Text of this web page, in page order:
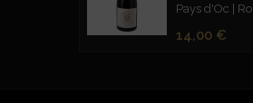
Pays d'Oc |
Prix
14,00 €